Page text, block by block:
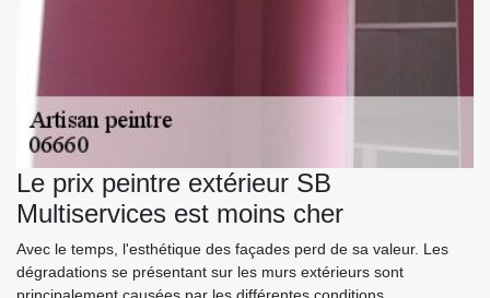
Le prix peintre extérieur SB
Multiservices est moins cher
Avec le temps, l'esthétique des façades perd de sa valeur. Les
dégradations se présentant sur les murs extérieurs sont
principalement causées par les différentes conditions